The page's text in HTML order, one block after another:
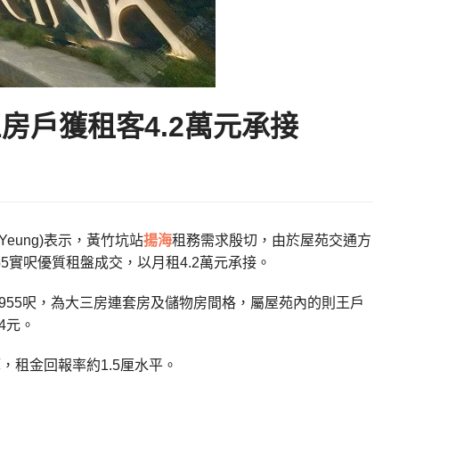
戶獲租客4.2萬元承接
表示，黃竹坑站揚海租務需求殷切，由於屋苑交通方
呎優質租盤成交，以月租4.2萬元承接。
呎，為大三房連套房及儲物房間格，屬屋苑內的則王戶
。
租金回報率約1.5厘水平。